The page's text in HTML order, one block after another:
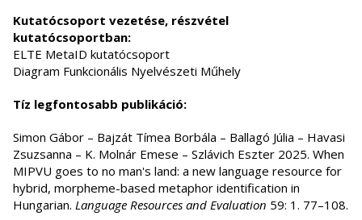
Kutatócsoport vezetése, részvétel
kutatócsoportban:
ELTE MetaID kutatócsoport
Diagram Funkcionális Nyelvészeti Műhely
Tíz legfontosabb publikáció:
Simon Gábor – Bajzát Tímea Borbála – Ballagó Júlia – Havasi
Zsuzsanna – K. Molnár Emese – Szlávich Eszter 2025. When
MIPVU goes to no man's land: a new language resource for
hybrid, morpheme-based metaphor identification in
Hungarian. Language Resources and Evaluation 59: 1. 77–108.